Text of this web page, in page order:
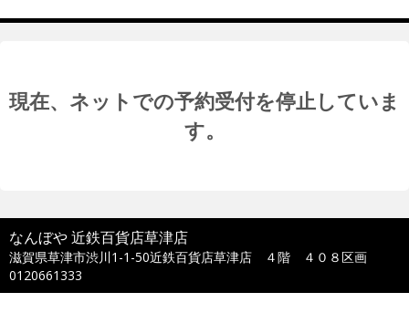
現在、ネットでの予約受付を停止していま
す。
なんぼや 近鉄百貨店草津店
滋賀県草津市渋川1-1-50近鉄百貨店草津店 ４階 ４０８区画
0120661333